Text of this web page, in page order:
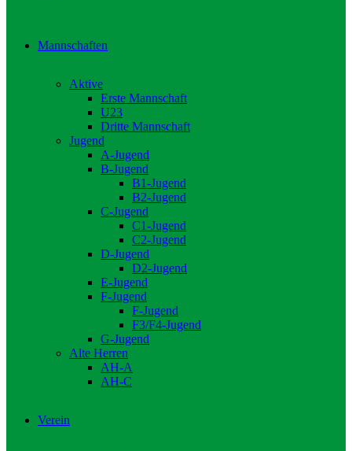
Mannschaften
Aktive
Erste Mannschaft
U23
Dritte Mannschaft
Jugend
A-Jugend
B-Jugend
B1-Jugend
B2-Jugend
C-Jugend
C1-Jugend
C2-Jugend
D-Jugend
D2-Jugend
E-Jugend
F-Jugend
F-Jugend
F3/F4-Jugend
G-Jugend
Alte Herren
AH-A
AH-C
Verein